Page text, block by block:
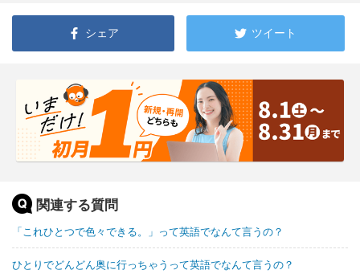
シェア ツイート
関連する質問
「これひとつで色々できる。」って英語でなんて言うの？
ひとりでどんどん奥に行っちゃうって英語でなんて言うの？